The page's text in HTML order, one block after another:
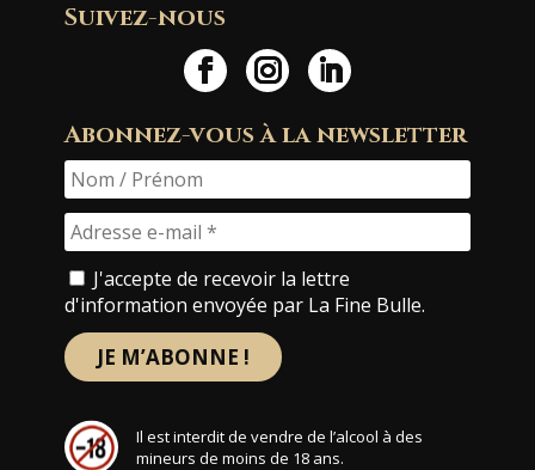
Suivez-nous
Abonnez-vous à la newsletter
J'accepte de recevoir la lettre
d'information envoyée par La Fine Bulle.
Il est interdit de vendre de l’alcool à des
mineurs de moins de 18 ans.